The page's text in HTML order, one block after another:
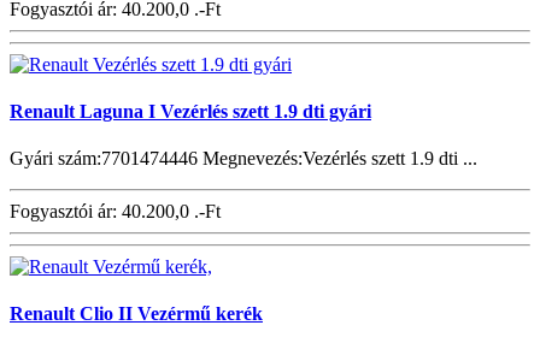
Fogyasztói ár: 40.200,0 .-Ft
Renault Laguna I Vezérlés szett 1.9 dti gyári
Gyári szám:7701474446 Megnevezés:Vezérlés szett 1.9 dti ...
Fogyasztói ár: 40.200,0 .-Ft
Renault Clio II Vezérmű kerék